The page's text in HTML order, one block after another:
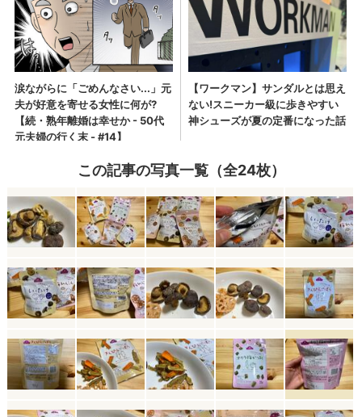
この記事の写真一覧（全24枚）